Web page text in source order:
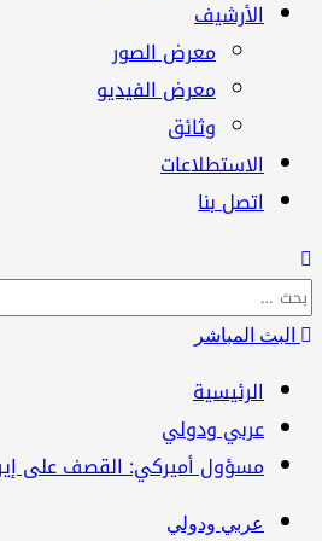
الأرشيف
معرض الصور
معرض الفيديو
وثائق
الاستطلاعات
اتصل بنا
البحث
عن:البث المباشر
الرئيسية
عربي ودولي
مسؤول أميركي: القصف على
عربي ودولي